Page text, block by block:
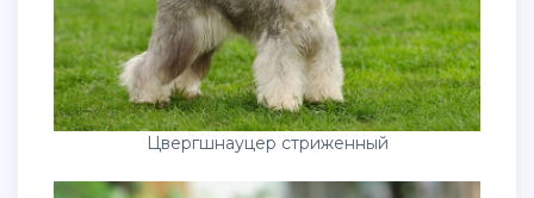
Цвергшнауцер стриженный